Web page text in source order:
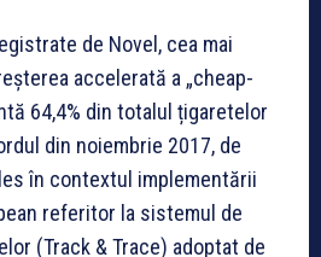
de Novel, cea mai
accelerată a „cheap-
64,4% din totalul țigaretelor
din noiembrie 2017, de
în contextul implementării
referitor la sistemul de
(Track & Trace) adoptat de